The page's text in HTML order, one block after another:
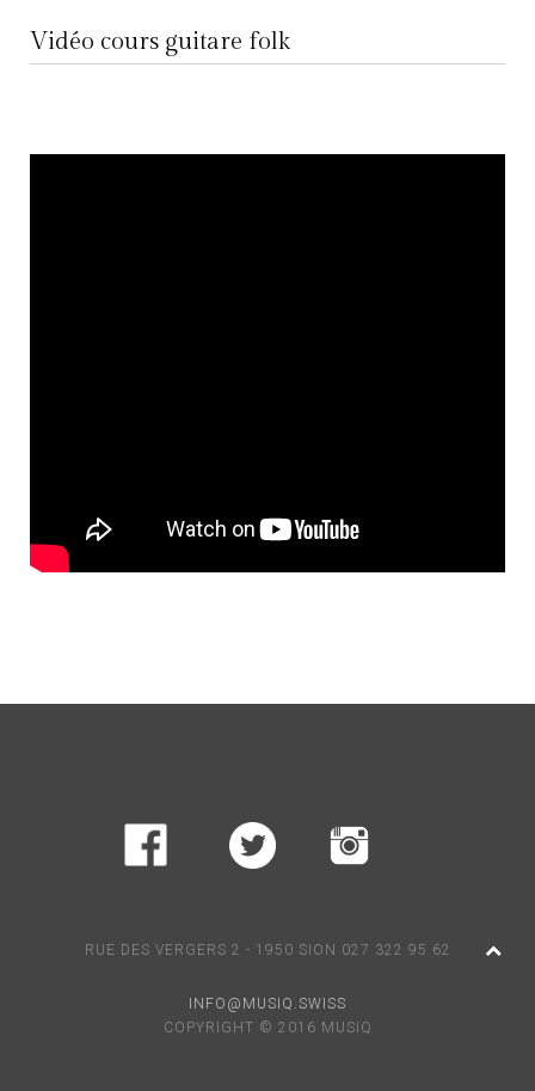
Vidéo cours guitare folk
RUE DES VERGERS 2 - 1950 SION 027 322 95 62
INFO@MUSIQ.SWISS
COPYRIGHT © 2016 MUSIQ